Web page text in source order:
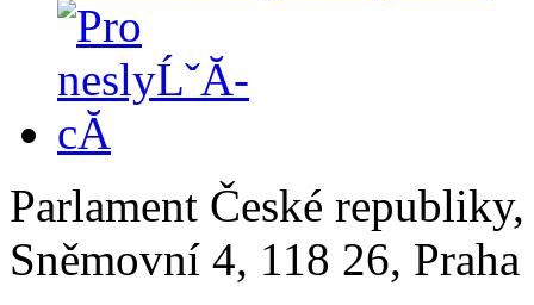
Parlament České
Sněmovní 4, 118 26,